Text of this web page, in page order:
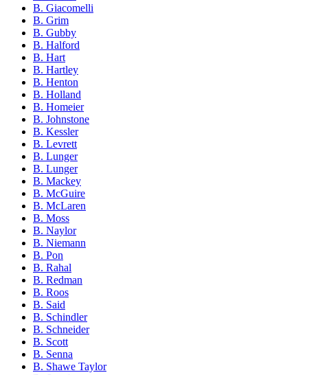
B. Giacomelli
B. Grim
B. Gubby
B. Halford
B. Hart
B. Hartley
B. Henton
B. Holland
B. Homeier
B. Johnstone
B. Kessler
B. Levrett
B. Lunger
B. Lunger
B. Mackey
B. McGuire
B. McLaren
B. Moss
B. Naylor
B. Niemann
B. Pon
B. Rahal
B. Redman
B. Roos
B. Said
B. Schindler
B. Schneider
B. Scott
B. Senna
B. Shawe Taylor